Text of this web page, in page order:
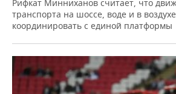
Рифкат Минниханов считает, что
транспорта на шоссе, воде и в
координировать с единой платформы